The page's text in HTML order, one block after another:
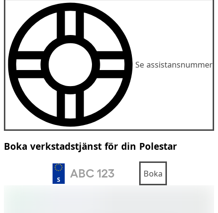
Se assistansnummer
Boka verkstadstjänst för din Polestar
S
Boka